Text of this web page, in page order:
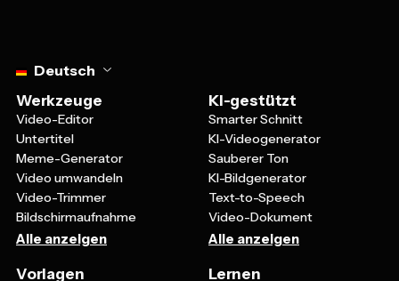
Video-Editor
Untertitel
Meme-Generator
Video umwandeln
Video-Trimmer
Bildschirmaufnahme
Alle anzeigen
Smarter Schnitt
KI-Videogenerator
Sauberer Ton
KI-Bildgenerator
Text-to-Speech
Video-Dokument
Alle anzeigen
Video-Vorlagen
Über uns